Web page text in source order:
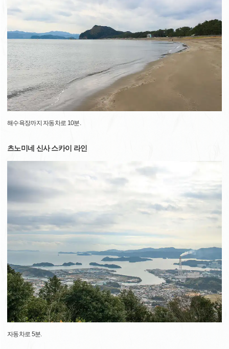
해수욕장까지 자동차로 10분.
츠노미네 신사 스카이 라인
자동차로 5분.